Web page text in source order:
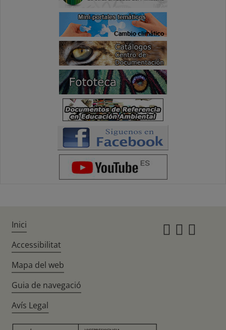
Inici
Accessibilitat
Mapa del web
Guia de navegació
Avís Legal